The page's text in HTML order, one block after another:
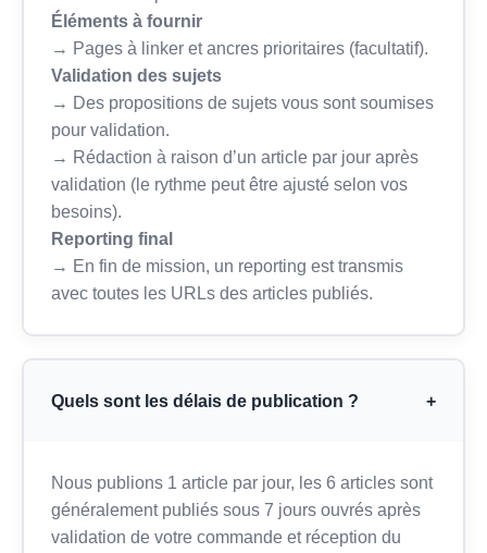
Éléments à fournir
→ Pages à linker et ancres prioritaires (facultatif).
Validation des sujets
→ Des propositions de sujets vous sont soumises
pour validation.
→ Rédaction à raison d’un article par jour après
validation (le rythme peut être ajusté selon vos
besoins).
Reporting final
→ En fin de mission, un reporting est transmis
avec toutes les URLs des articles publiés.
Quels sont les délais de publication ? +
Nous publions 1 article par jour, les 6 articles sont
généralement publiés sous 7 jours ouvrés après
validation de votre commande et réception du